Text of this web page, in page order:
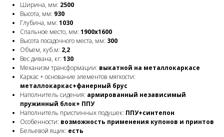
Ширина, мм: 2500
Высота, мм: 930
Глубина, мм: 1030
Спальное место, мм: 1900x1600
Высота посадочного места, мм: 300
Объем, куб.м: 2,2
Вес дивана, кг: 130
Механизм трансформации: выкатной на металлокаркасе
Каркас + основание элементов мягкости:
металлокаркас+фанерный брус
Наполнитель сидения: армированный независимый
пружинный блок+ ППУ
Наполнитель приспинных подушек: ППУ+синтепон
Особенности: возможность применения купонов и принтов
Бельевой ящик: есть